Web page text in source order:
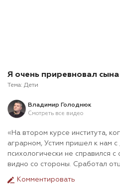
Я очень приревновал сына
Тема: Дети
Владимир Голоднюк
Смотреть все видео
«На втором курсе института,
аграрном, Устим пришел к нам
психологически не справился с
видно со стороны. Сработал
Комментировать